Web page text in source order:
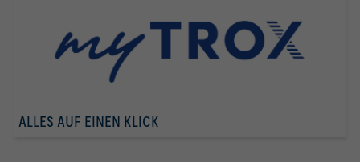
ALLES AUF EINEN KLICK